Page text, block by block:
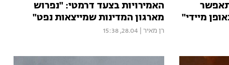
מיידי"
האמירויות בצעד דרמטי: "נפרוש
מארגון המדינות שמייצאות נפט"
רן מאיר 28.04, 15:38